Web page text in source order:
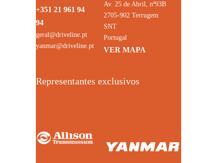
+351 21 961 94
94
geral@driveline.pt
yanmar@driveline.pt
Av. 25 de Abril, nº93B
2705-902 Terrugem
SNT
Portugal
VER MAPA
Representantes exclusivos